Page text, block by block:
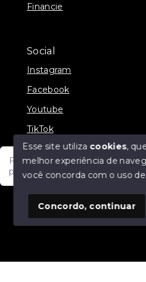
Fale com um de nossos
prontos para atende-lo e
Financie
Social
Instagram
Facebook
Youtube
TikTok
© Copyright 2026 - JDF
SITE PARA IMOBILIARIA
Esse site utiliza cookies,
melhor experiência de
você concorda com o uso de
Concordo, continuar